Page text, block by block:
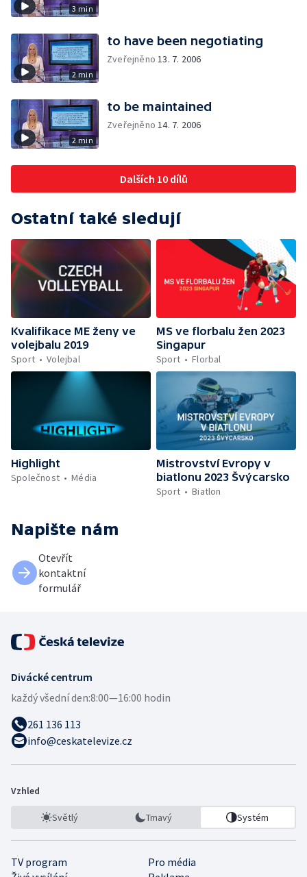
3 min
2 min
to have been negotiating
Zveřejněno13. 7. 2006
2 min
to be maintained
Zveřejněno14. 7. 2006
Dalších 10 dílů
Ostatní také sledují
Kvalifikace ME ženy ve
volejbalu 2019
Sport
Volejbal
MS ve florbalu žen 2023
Singapur
Sport
Florbal
Highlight
Společnost
Média
Mistrovství Evropy v
biatlonu 2023 Švýcarsko
Sport
Biatlon
Napište nám
Otevřít
kontaktní
formulář
Divácké centrum
každý všední den:8:00—16:00 hodin
261 136 113
info@ceskatelevize.cz
Vzhled
Světlý Tmavý Systém
TV program
Pro média